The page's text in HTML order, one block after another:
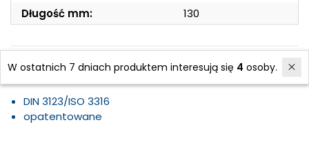
Długość mm:
130
Przedłużka 1/2"QR , 130mm, rozm.5 509QR/5 STAHLWILLE
DIN 3123/ISO 3316
opatentowane
W ostatnich 7 dniach produktem interesują się 4 osoby.